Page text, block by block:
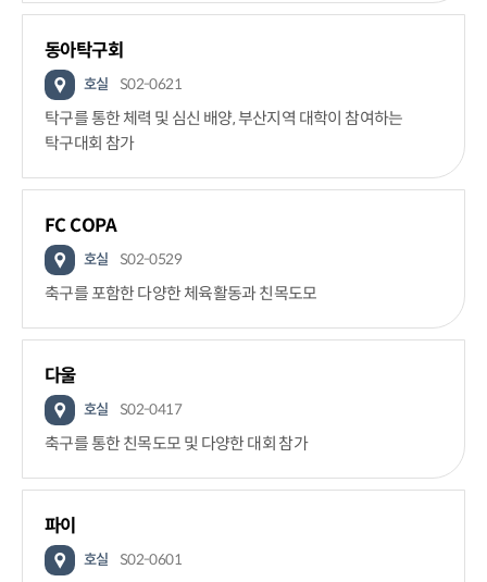
동아탁구회
호실 S02-0621
탁구를 통한 체력 및 심신 배양, 부산지역 대학이 참여하는
탁구대회 참가
FC COPA
호실 S02-0529
축구를 포함한 다양한 체육활동과 친목도모
다울
호실 S02-0417
축구를 통한 친목도모 및 다양한 대회 참가
파이
호실 S02-0601